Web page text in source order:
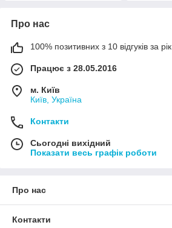
Про нас
100% позитивних з 10 відгуків за рік
Працює з 28.05.2016
м. Київ
Київ, Україна
Контакти
Сьогодні вихідний
Показати весь графік роботи
Про нас
Контакти